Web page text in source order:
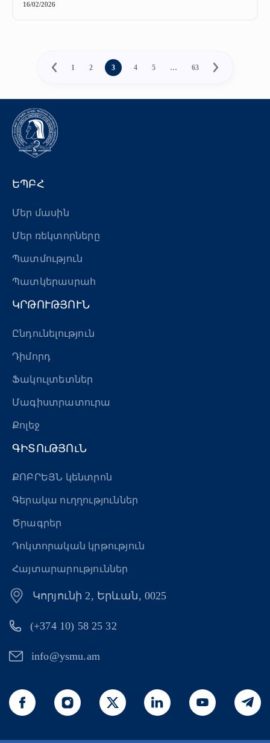
16/02/2026
1 2 3 4 5 … 63
ԵՊԲՀ
Մեր մասին
Մեր ռեկտորները
Պատմություն
Պատկերասրահ
ԿՐԹՈՒԹՅՈՒՆ
Ընդունելություն
Դիմորդ
Ֆակուլտետներ
Մագիստրատուրա
Քոլեջ
ԳԻՏՈւԹՅՈւՆ
ՔՈԲՐԵՅՆ կենտրոն
Գերակա ուղղություններ
Ծրագրեր
Դոկտորական կրթություն
Հայտարարություններ
Կորյունի 2, Երևան, 0025
(+374 10) 58 25 32
info@ysmu.am